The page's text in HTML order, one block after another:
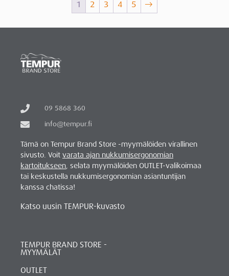
1 2 3 4 5 →
09 5868 360
info@tempur.fi
Tämä on Tempur Brand Store -myymälöiden virallinen
sivusto. Voit varata ajan nukkumisergonomian
kartoitukseen, selata myymälöiden OUTLET-valikoimaa
tai keskustella nukkumisergonomian asiantuntijan
kanssa chatissa!
Katso uusin TEMPUR-kuvasto
TEMPUR BRAND STORE -
MYYMÄLÄT
OUTLET